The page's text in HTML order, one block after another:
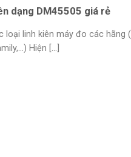
dạng DM45505 giá rẻ
loại linh kiên máy đo các hãng (
Hiện [...]